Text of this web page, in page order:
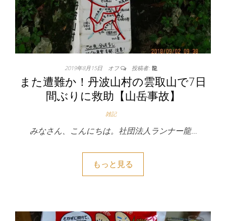
2019年8月15日 オフ 投稿者: 龍
また遭難か！丹波山村の雲取山で7日
間ぶりに救助【山岳事故】
雑記
みなさん、こんにちは。社団法人ランナー龍…
もっと見る